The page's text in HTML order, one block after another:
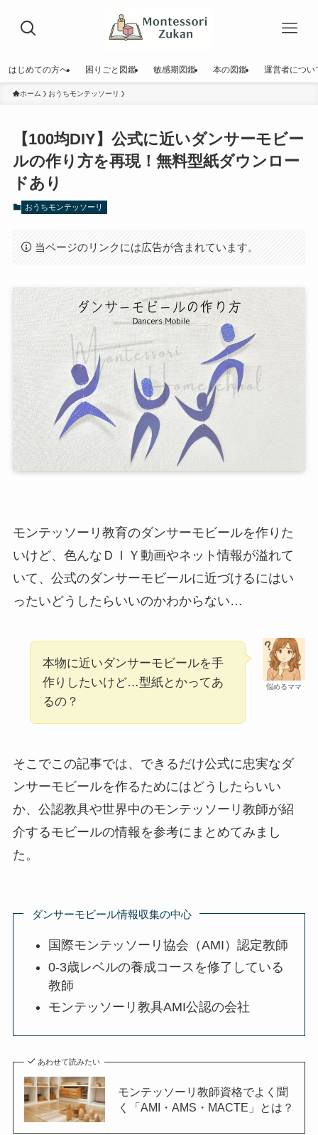
はじめての方へ 困りごと図鑑 敏感期図鑑 本の図鑑 運営者につい
ホーム おうちモンテッソーリ
【100均DIY】公式に近いダンサーモビー
ルの作り方を再現！無料型紙ダウンロー
ドあり
おうちモンテッソーリ
当ページのリンクには広告が含まれています。
モンテッソーリ教育のダンサーモビールを作りた
いけど、色んなＤＩＹ動画やネット情報が溢れて
いて、公式のダンサーモビールに近づけるにはい
ったいどうしたらいいのかわからない…
悩めるママ
本物に近いダンサーモビールを手
作りしたいけど…型紙とかってあ
るの？
そこでこの記事では、できるだけ公式に忠実なダ
ンサーモビールを作るためにはどうしたらいい
か、公認教具や世界中のモンテッソーリ教師が紹
介するモビールの情報を参考にまとめてみまし
た。
ダンサーモビール情報収集の中心
国際モンテッソーリ協会（AMI）認定教師
0-3歳レベルの養成コースを修了している
教師
モンテッソーリ教具AMI公認の会社
あわせて読みたい
モンテッソーリ教師資格でよく聞
く「AMI・AMS・MACTE」とは？